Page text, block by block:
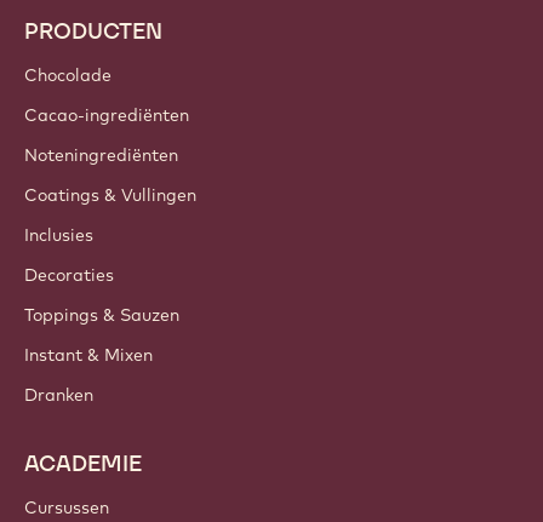
PRODUCTEN
Chocolade
Cacao-ingrediënten
Noteningrediënten
Coatings & Vullingen
Inclusies
Decoraties
Toppings & Sauzen
Instant & Mixen
Dranken
ACADEMIE
Cursussen